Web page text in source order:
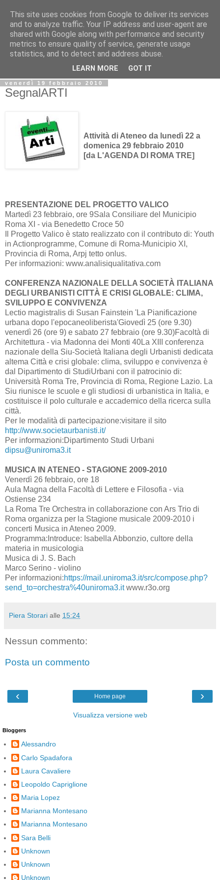
Biblio@rti in
Il Blog della Biblioteca di Area delle arti per condividere
informazioni iniziative incontri
venerdì 19 febbraio 2010
SegnalARTI
Attività di Ateneo da lunedì 22 a
domenica 29 febbraio 2010
[da L'AGENDA DI ROMA TRE]
PRESENTAZIONE DEL PROGETTO VALICO
Martedì 23 febbraio, ore 9Sala Consiliare del Municipio
Roma XI - via Benedetto Croce 50
Il Progetto Valico è stato realizzato con il contributo di: Youth
in Actionprogramme, Comune di Roma-Municipio XI,
Provincia di Roma, Arpj tetto onlus.
Per informazioni: www.analisiqualitativa.com
CONFERENZA NAZIONALE DELLA SOCIETÀ ITALIANA
DEGLI URBANISTI CITTÀ E CRISI GLOBALE: CLIMA,
SVILUPPO E CONVIVENZA
Lectio magistralis di Susan Fainstein 'La Pianificazione
urbana dopo l'epocaneoliberista'Giovedì 25 (ore 9.30)
venerdì 26 (ore 9) e sabato 27 febbraio (ore 9.30)Facoltà di
Architettura - via Madonna dei Monti 40La XIII conferenza
nazionale della Siu-Società Italiana degli Urbanisti dedicata
altema Città e crisi globale: clima, sviluppo e convivenza è
dal Dipartimento di StudiUrbani con il patrocinio di:
Università Roma Tre, Provincia di Roma, Regione Lazio. La
Siu riunisce le scuole e gli studiosi di urbanistica in Italia, e
costituisce il polo culturale e accademico della ricerca sulla
città.
Per le modalità di partecipazione:visitare il sito
http://www.societaurbanisti.it/
Per informazioni:Dipartimento Studi Urbani
dipsu@uniroma3.it
MUSICA IN ATENEO - STAGIONE 2009-2010
Venerdì 26 febbraio, ore 18
Aula Magna della Facoltà di Lettere e Filosofia - via
Ostiense 234
La Roma Tre Orchestra in collaborazione con Ars Trio di
Roma organizza per la Stagione musicale 2009-2010 i
concerti Musica in Ateneo 2009.
Programma:Introduce: Isabella Abbonzio, cultore della
materia in musicologia
Musica di J. S. Bach
Marco Serino - violino
Per informazioni:https://mail.uniroma3.it/src/compose.php?
send_to=orchestra%40uniroma3.itwww.r3o.org
Piera Storari alle 15:24
Nessun commento:
Posta un commento
‹ ›
Home page
Visualizza versione web
Bloggers
Alessandro
Carlo Spadafora
Laura Cavaliere
Leopoldo Capriglione
Maria Lopez
Marianna Montesano
Marianna Montesano
Sara Belli
Unknown
Unknown
Unknown
This site uses cookies from Google to deliver its services
and to analyze traffic. Your IP address and user-agent are
shared with Google along with performance and security
metrics to ensure quality of service, generate usage
statistics, and to detect and address abuse.
LEARN MORE GOT IT